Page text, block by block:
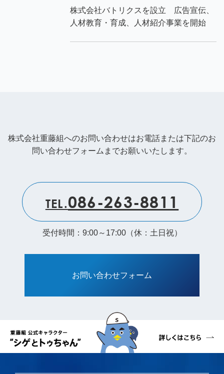
株式会社バトリクスを設立 広告宣伝、
人材教育・育成、人材紹介事業を開始
株式会社重藤組へのお問い合わせはお電話または下記のお
問い合わせフォームまでお願いいたします。
TEL.086-263-8811
受付時間：9:00～17:00（休：土日祝）
お問い合わせフォーム